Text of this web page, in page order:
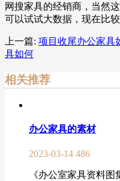
网搜家具的经销商，当然
可以试试大数据，现在比
上一篇: 项目收尾办公家具
具如何
相关推荐
办公家具的素材
2023-03-14 486
《办公室家具资料